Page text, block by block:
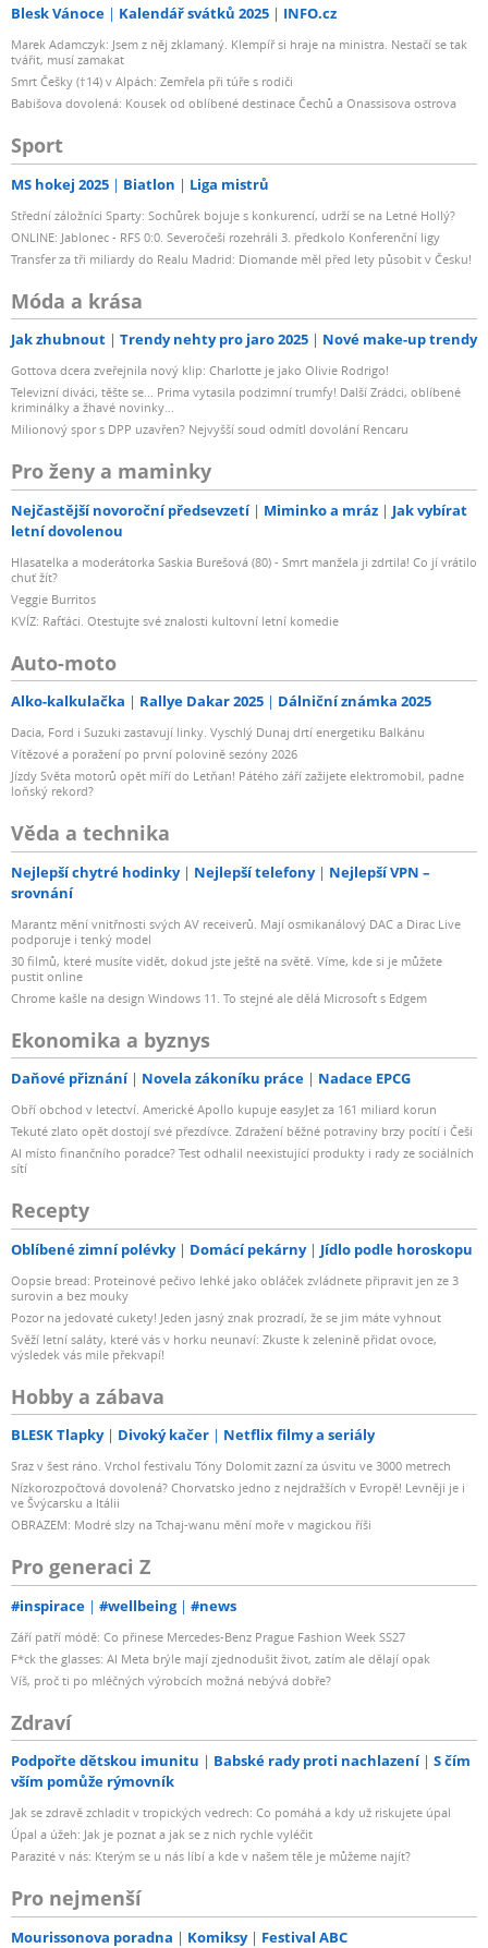
Blesk Vánoce Kalendář svátků 2025 INFO.cz
Marek Adamczyk: Jsem z něj zklamaný. Klempíř si hraje na ministra. Nestačí se tak
tvářit, musí zamakat
Smrt Češky (†14) v Alpách: Zemřela při túře s rodiči
Babišova dovolená: Kousek od oblíbené destinace Čechů a Onassisova ostrova
Sport
MS hokej 2025 Biatlon Liga mistrů
Střední záložníci Sparty: Sochůrek bojuje s konkurencí, udrží se na Letné Hollý?
ONLINE: Jablonec - RFS 0:0. Severočeši rozehráli 3. předkolo Konferenční ligy
Transfer za tři miliardy do Realu Madrid: Diomande měl před lety působit v Česku!
Móda a krása
Jak zhubnout Trendy nehty pro jaro 2025 Nové make-up trendy
Gottova dcera zveřejnila nový klip: Charlotte je jako Olivie Rodrigo!
Televizní diváci, těšte se... Prima vytasila podzimní trumfy! Další Zrádci, oblíbené
kriminálky a žhavé novinky...
Milionový spor s DPP uzavřen? Nejvyšší soud odmítl dovolání Rencaru
Pro ženy a maminky
Nejčastější novoroční předsevzetí Miminko a mráz
Jak vybírat
letní dovolenou
Hlasatelka a moderátorka Saskia Burešová (80) - Smrt manžela ji zdrtila! Co jí vrátilo
chuť žít?
Veggie Burritos
KVÍZ: Rafťáci. Otestujte své znalosti kultovní letní komedie
Auto-moto
Alko-kalkulačka Rallye Dakar 2025 Dálniční známka 2025
Dacia, Ford i Suzuki zastavují linky. Vyschlý Dunaj drtí energetiku Balkánu
Vítězové a poražení po první polovině sezóny 2026
Jízdy Světa motorů opět míří do Letňan! Pátého září zažijete elektromobil, padne
loňský rekord?
Věda a technika
Nejlepší chytré hodinky Nejlepší telefony
Nejlepší VPN –
srovnání
Marantz mění vnitřnosti svých AV receiverů. Mají osmikanálový DAC a Dirac Live
podporuje i tenký model
30 filmů, které musíte vidět, dokud jste ještě na světě. Víme, kde si je můžete
pustit online
Chrome kašle na design Windows 11. To stejné ale dělá Microsoft s Edgem
Ekonomika a byznys
Daňové přiznání Novela zákoníku práce Nadace EPCG
Obří obchod v letectví. Americké Apollo kupuje easyJet za 161 miliard korun
Tekuté zlato opět dostojí své přezdívce. Zdražení běžné potraviny brzy pocítí i Češi
AI místo finančního poradce? Test odhalil neexistující produkty i rady ze sociálních
sítí
Recepty
Oblíbené zimní polévky Domácí pekárny Jídlo podle horoskopu
Oopsie bread: Proteinové pečivo lehké jako obláček zvládnete připravit jen ze 3
surovin a bez mouky
Pozor na jedovaté cukety! Jeden jasný znak prozradí, že se jim máte vyhnout
Svěží letní saláty, které vás v horku neunaví: Zkuste k zelenině přidat ovoce,
výsledek vás mile překvapí!
Hobby a zábava
BLESK Tlapky Divoký kačer Netflix filmy a seriály
Sraz v šest ráno. Vrchol festivalu Tóny Dolomit zazní za úsvitu ve 3000 metrech
Nízkorozpočtová dovolená? Chorvatsko jedno z nejdražších v Evropě! Levněji je i
ve Švýcarsku a Itálii
OBRAZEM: Modré slzy na Tchaj-wanu mění moře v magickou říši
Pro generaci Z
#inspirace #wellbeing #news
Září patří módě: Co přinese Mercedes-Benz Prague Fashion Week SS27
F*ck the glasses: AI Meta brýle mají zjednodušit život, zatím ale dělají opak
Víš, proč ti po mléčných výrobcích možná nebývá dobře?
Zdraví
Podpořte dětskou imunitu Babské rady proti nachlazení
S čím
vším pomůže rýmovník
Jak se zdravě zchladit v tropických vedrech: Co pomáhá a kdy už riskujete úpal
Úpal a úžeh: Jak je poznat a jak se z nich rychle vyléčit
Parazité v nás: Kterým se u nás líbí a kde v našem těle je můžeme najít?
Pro nejmenší
Mourissonova poradna Komiksy Festival ABC